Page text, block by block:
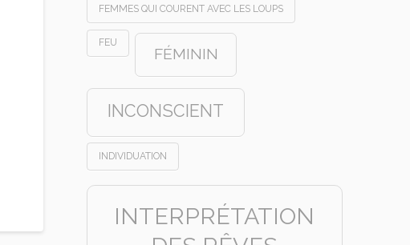
FEMMES QUI COURENT AVEC LES LOUPS
FEU
FÉMININ
INCONSCIENT
INDIVIDUATION
INTERPRÉTATION